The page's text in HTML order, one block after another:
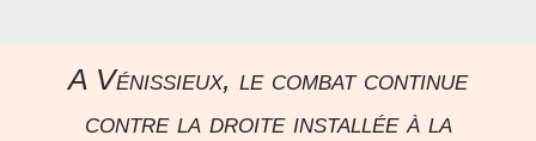
A Vénissieux, le combat continue
contre la droite installée à la